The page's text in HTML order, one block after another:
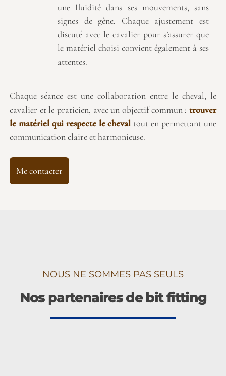
une fluidité dans ses mouvements, sans
signes de gêne. Chaque ajustement est
discuté avec le cavalier pour s’assurer que
le matériel choisi convient également à ses
attentes.
Chaque séance est une collaboration entre le cheval, le
cavalier et le praticien, avec un objectif commun : trouver
le matériel qui respecte le cheval tout en permettant une
communication claire et harmonieuse.
Me contacter
NOUS NE SOMMES PAS SEULS
Nos partenaires de bit fitting